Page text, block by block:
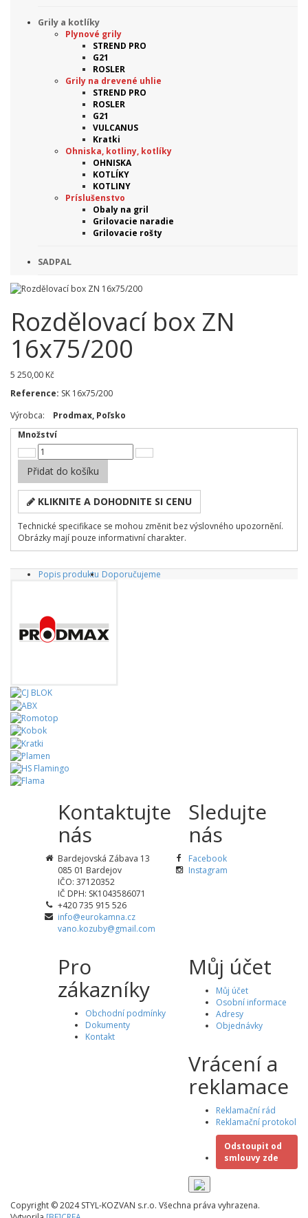
Grily a kotlíky
Plynové grily
STREND PRO
G21
ROSLER
Grily na drevené uhlie
STREND PRO
ROSLER
G21
VULCANUS
Kratki
Ohniska, kotliny, kotlíky
OHNISKA
KOTLÍKY
KOTLINY
Príslušenstvo
Obaly na gril
Grilovacie naradie
Grilovacie rošty
SADPAL
Rozdělovací box ZN
16x75/200
5 250,00 Kč
Reference: SK 16x75/200
Výrobca: Prodmax, Poľsko
Množství
Přidat do košíku
KLIKNITE A DOHODNITE SI CENU
Technické specifikace se mohou změnit bez výslovného upozornění.
Obrázky mají pouze informativní charakter.
Popis produktu Doporučujeme
Kontaktujte
nás
Bardejovská Zábava 13
085 01 Bardejov
IČO: 37120352
IČ DPH: SK1043586071
+420 735 915 526
info@eurokamna.cz
vano.kozuby@gmail.com
Sledujte
nás
Facebook
Instagram
Pro
zákazníky
Obchodní podmínky
Dokumenty
Kontakt
Můj účet
Můj účet
Osobní informace
Adresy
Objednávky
Vrácení a
reklamace
Reklamační rád
Reklamační protokol
Odstoupit od
smlouvy zde
Copyright © 2024 STYL-KOZVAN s.r.o. Všechna práva vyhrazena.